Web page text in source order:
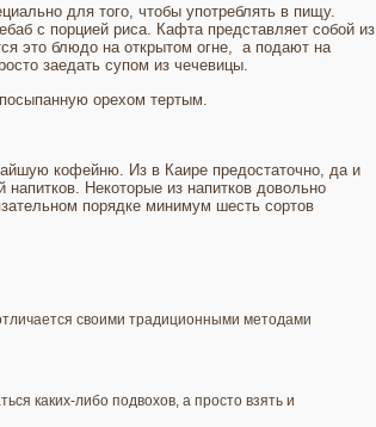
для того, чтобы употреблять в пищу.
с порцией риса. Кафта представляет собой из
это блюдо на открытом огне, а подают на
заедать супом из чечевицы.
орехом тертым.
кофейню. Из в Каире предостаточно, да и
Некоторые из напитков довольно
порядке минимум шесть сортов
своими традиционными методами
каких-либо подвохов, а просто взять и